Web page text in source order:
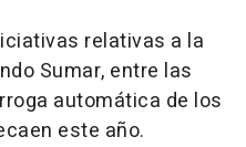
relativas a la
Sumar, entre las
automática de los
este año.